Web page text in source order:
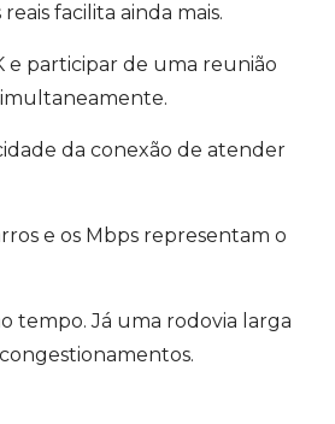
facilita ainda mais.
e participar de uma reunião
da conexão de atender
e os Mbps representam o
tempo. Já uma rodovia larga